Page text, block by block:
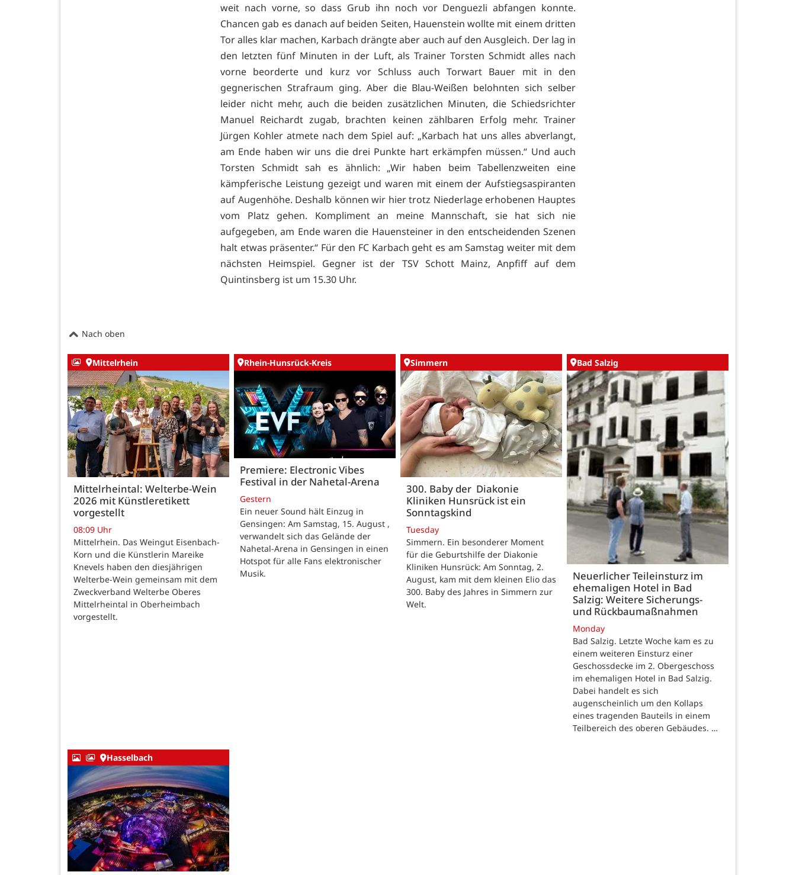
weit nach vorne, so dass Grub ihn noch vor Denguezli abfangen konnte.
Chancen gab es danach auf beiden Seiten, Hauenstein wollte mit einem dritten
Tor alles klar machen, Karbach drängte aber auch auf den Ausgleich. Der lag in
den letzten fünf Minuten in der Luft, als Trainer Torsten Schmidt alles nach
vorne beorderte und kurz vor Schluss auch Torwart Bauer mit in den
gegnerischen Strafraum ging. Aber die Blau-Weißen belohnten sich selber
leider nicht mehr, auch die beiden zusätzlichen Minuten, die Schiedsrichter
Manuel Reichardt zugab, brachten keinen zählbaren Erfolg mehr. Trainer
Jürgen Kohler atmete nach dem Spiel auf: „Karbach hat uns alles abverlangt,
am Ende haben wir uns die drei Punkte hart erkämpfen müssen.“ Und auch
Torsten Schmidt sah es ähnlich: „Wir haben beim Tabellenzweiten eine
kämpferische Leistung gezeigt und waren mit einem der Aufstiegsaspiranten
auf Augenhöhe. Deshalb können wir hier trotz Niederlage erhobenen Hauptes
vom Platz gehen. Kompliment an meine Mannschaft, sie hat sich nie
aufgegeben, am Ende waren die Hauensteiner in den entscheidenden Szenen
halt etwas präsenter.“ Für den FC Karbach geht es am Samstag weiter mit dem
nächsten Heimspiel. Gegner ist der TSV Schott Mainz, Anpfiff auf dem
Quintinsberg ist um 15.30 Uhr.
Nach oben
Mittelrhein
Mittelrheintal: Welterbe-Wein
2026 mit Künstleretikett
vorgestellt
08:09 Uhr
Mittelrhein. Das Weingut Eisenbach-
Korn und die Künstlerin Mareike
Knevels haben den diesjährigen
Welterbe-Wein gemeinsam mit dem
Zweckverband Welterbe Oberes
Mittelrheintal in Oberheimbach
vorgestellt.
Rhein-Hunsrück-Kreis
Premiere: Electronic Vibes
Festival in der Nahetal-Arena
Gestern
Ein neuer Sound hält Einzug in
Gensingen: Am Samstag, 15. August ,
verwandelt sich das Gelände der
Nahetal-Arena in Gensingen in einen
Hotspot für alle Fans elektronischer
Musik.
Simmern
300. Baby der Diakonie
Kliniken Hunsrück ist ein
Sonntagskind
Tuesday
Simmern. Ein besonderer Moment
für die Geburtshilfe der Diakonie
Kliniken Hunsrück: Am Sonntag, 2.
August, kam mit dem kleinen Elio das
300. Baby des Jahres in Simmern zur
Welt.
Bad Salzig
Neuerlicher Teileinsturz im
ehemaligen Hotel in Bad
Salzig: Weitere Sicherungs-
und Rückbaumaßnahmen
Monday
Bad Salzig. Letzte Woche kam es zu
einem weiteren Einsturz einer
Geschossdecke im 2. Obergeschoss
im ehemaligen Hotel in Bad Salzig.
Dabei handelt es sich
augenscheinlich um den Kollaps
eines tragenden Bauteils in einem
Teilbereich des oberen Gebäudes. …
Hasselbach